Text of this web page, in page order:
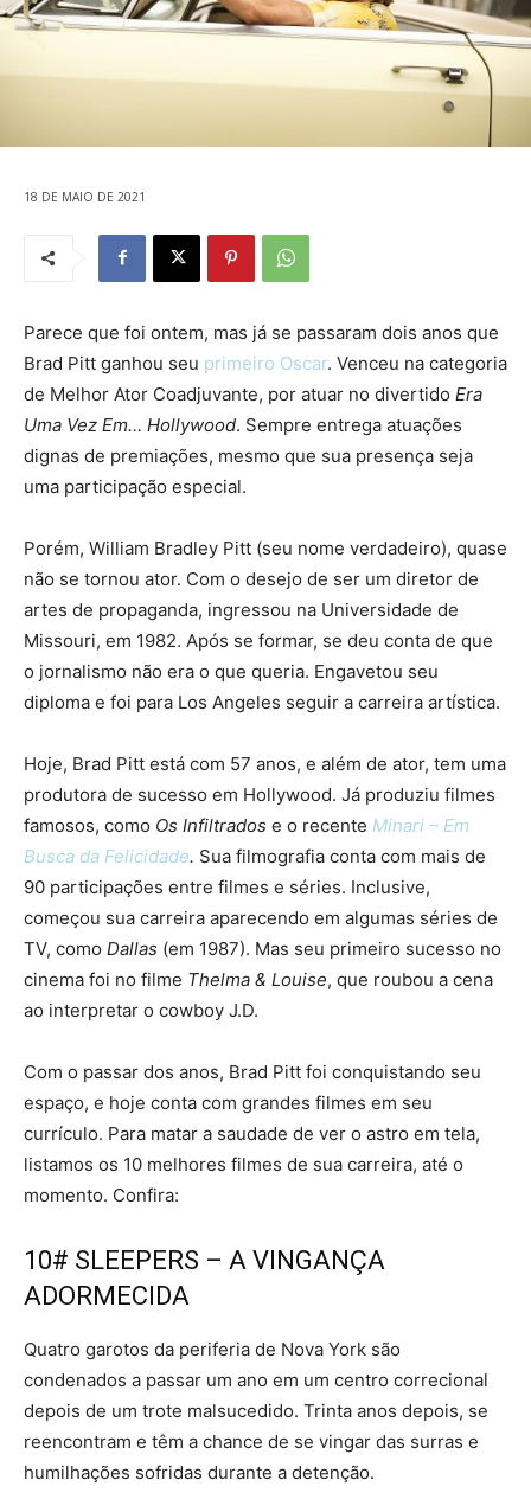
18 DE MAIO DE 2021
Parece que foi ontem, mas já se passaram dois anos que
Brad Pitt ganhou seu primeiro Oscar. Venceu na categoria
de Melhor Ator Coadjuvante, por atuar no divertido Era
Uma Vez Em… Hollywood. Sempre entrega atuações
dignas de premiações, mesmo que sua presença seja
uma participação especial.
Porém, William Bradley Pitt (seu nome verdadeiro), quase
não se tornou ator. Com o desejo de ser um diretor de
artes de propaganda, ingressou na Universidade de
Missouri, em 1982. Após se formar, se deu conta de que
o jornalismo não era o que queria. Engavetou seu
diploma e foi para Los Angeles seguir a carreira artística.
Hoje, Brad Pitt está com 57 anos, e além de ator, tem uma
produtora de sucesso em Hollywood. Já produziu filmes
famosos, como Os Infiltrados e o recente Minari – Em
Busca da Felicidade. Sua filmografia conta com mais de
90 participações entre filmes e séries. Inclusive,
começou sua carreira aparecendo em algumas séries de
TV, como Dallas (em 1987). Mas seu primeiro sucesso no
cinema foi no filme Thelma & Louise, que roubou a cena
ao interpretar o cowboy J.D.
Com o passar dos anos, Brad Pitt foi conquistando seu
espaço, e hoje conta com grandes filmes em seu
currículo. Para matar a saudade de ver o astro em tela,
listamos os 10 melhores filmes de sua carreira, até o
momento. Confira:
10# SLEEPERS – A VINGANÇA
ADORMECIDA
Quatro garotos da periferia de Nova York são
condenados a passar um ano em um centro correcional
depois de um trote malsucedido. Trinta anos depois, se
reencontram e têm a chance de se vingar das surras e
humilhações sofridas durante a detenção.